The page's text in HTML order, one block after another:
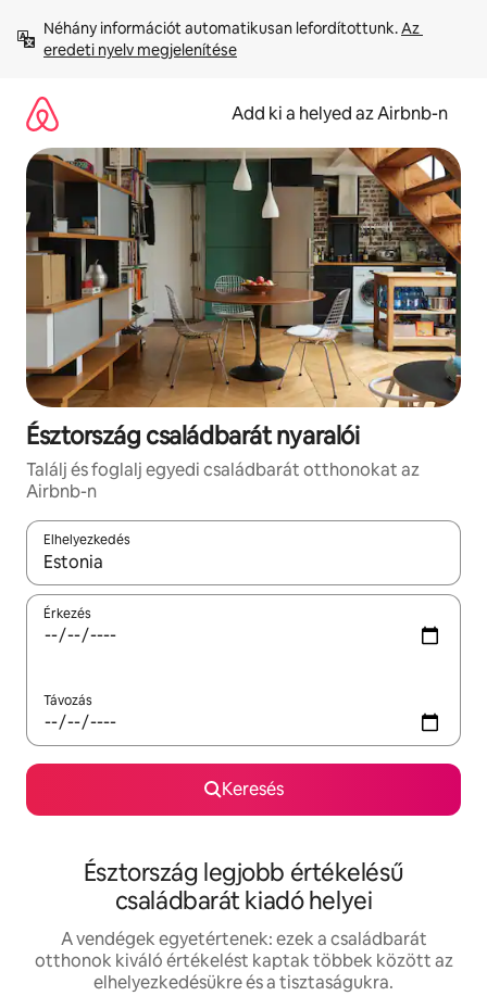
tartalomra
Néhány információt automatikusan lefordítottunk. Az
eredeti nyelv megjelenítése
Add ki a helyed az Airbnb-n
Észtország családbarát nyaralói
Találj és foglalj egyedi családbarát otthonokat az
Airbnb-n
Elhelyezkedés
Az eredmények között a felfelé és a lefelé nyíllal
Érkezés
Távozás
Keresés
Észtország legjobb értékelésű
családbarát kiadó helyei
A vendégek egyetértenek: ezek a családbarát
otthonok kiváló értékelést kaptak többek között az
elhelyezkedésükre és a tisztaságukra.